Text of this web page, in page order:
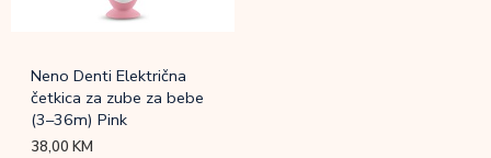
Neno Denti Električna
četkica za zube za bebe
(3–36m) Pink
38,00KM